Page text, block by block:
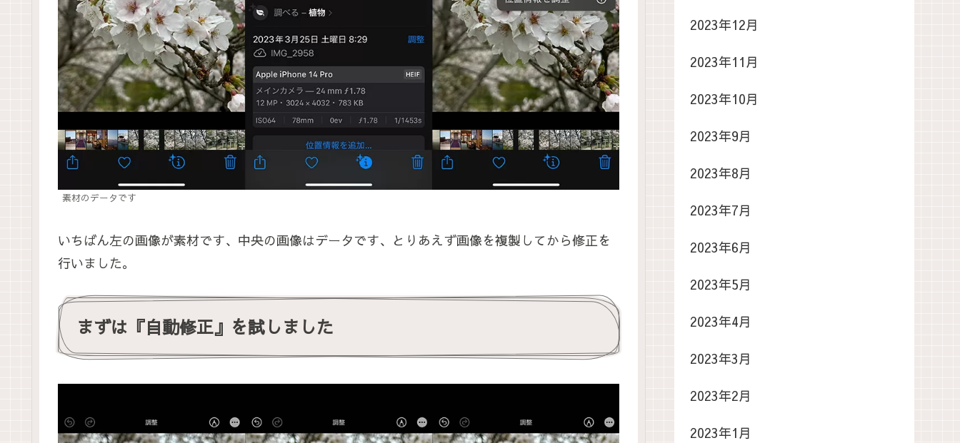
素材のデータです
いちばん左の画像が素材です、中央の画像はデータです、とりあえず画像を複製してから修正を
行いました。
まずは『自動修正』を試しました
2023年12月
2023年11月
2023年10月
2023年9月
2023年8月
2023年7月
2023年6月
2023年5月
2023年4月
2023年3月
2023年2月
2023年1月